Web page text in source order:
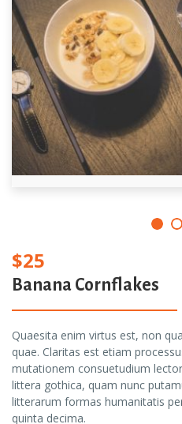
$25
Banana Cornflakes
Quaesita enim virtus est, non
quae. Claritas est etiam
mutationem consuetudium
littera gothica, quam nunc
litterarum formas humanitatis
quinta decima.